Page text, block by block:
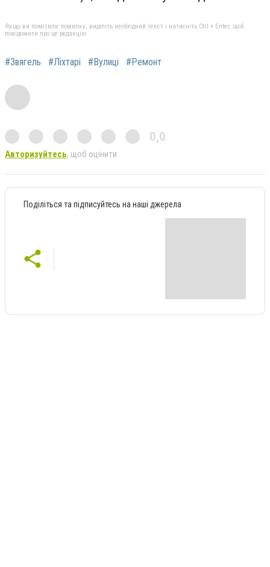
Якщо ви помітили помилку, виділіть необхідний текст і натисніть Ctrl + Enter, щоб
повідомити про це редакцію
#Звягель #Ліхтарі #Вулиці #Ремонт
0,0
Авторизуйтесь, щоб оцінити
Поділіться та підписуйтесь на наші джерела